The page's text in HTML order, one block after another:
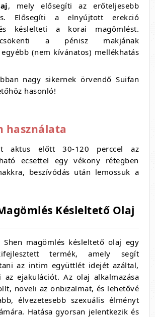
, mely elősegíti az erőteljesebb
Elősegíti a elnyújtott erekció
késlelteti a korai magömlést.
a pénisz makjának
(nem kívánatos) mellékhatás
nagy sikernek örvendő Suifan
hasonló!
használata
aktus előtt 30-120 perccel az
ecsettel egy vékony rétegben
beszívódás után lemossuk a
Késleltető Olaj
Shen magömlés késleltető olaj egy
termék, amely segít
az intim együttlét idejét azáltal,
az ejakulációt. Az olaj alkalmazása
növeli az önbizalmat, és lehetővé
élvezetesebb szexuális élményt
Hatása gyorsan jelentkezik és